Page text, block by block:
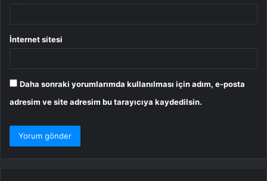
İnternet sitesi
Daha sonraki yorumlarımda kullanılması için adım, e-posta
adresim ve site adresim bu tarayıcıya kaydedilsin.